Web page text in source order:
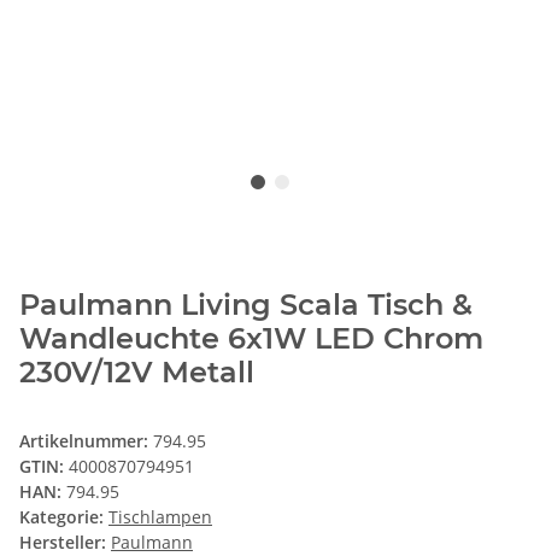
Paulmann Living Scala Tisch &
Wandleuchte 6x1W LED Chrom
230V/12V Metall
Artikelnummer: 794.95
GTIN: 4000870794951
HAN: 794.95
Kategorie: Tischlampen
Hersteller: Paulmann